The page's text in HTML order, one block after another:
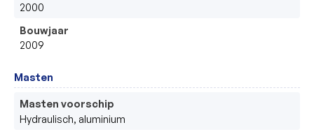
2000
Bouwjaar
2009
Masten
Masten voorschip
Hydraulisch, aluminium